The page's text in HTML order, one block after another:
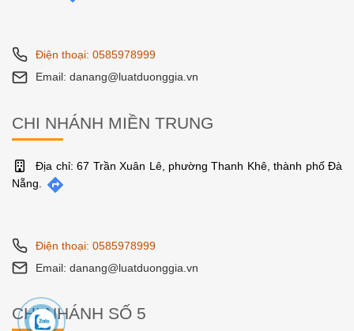
Điện thoại: 0585978999
Email: danang@luatduonggia.vn
CHI NHÁNH MIỀN TRUNG
Địa chỉ: 67 Trần Xuân Lê, phường Thanh Khê, thành phố Đà
Nẵng.
Điện thoại: 0585978999
Email: danang@luatduonggia.vn
CHI NHÁNH SỐ 5